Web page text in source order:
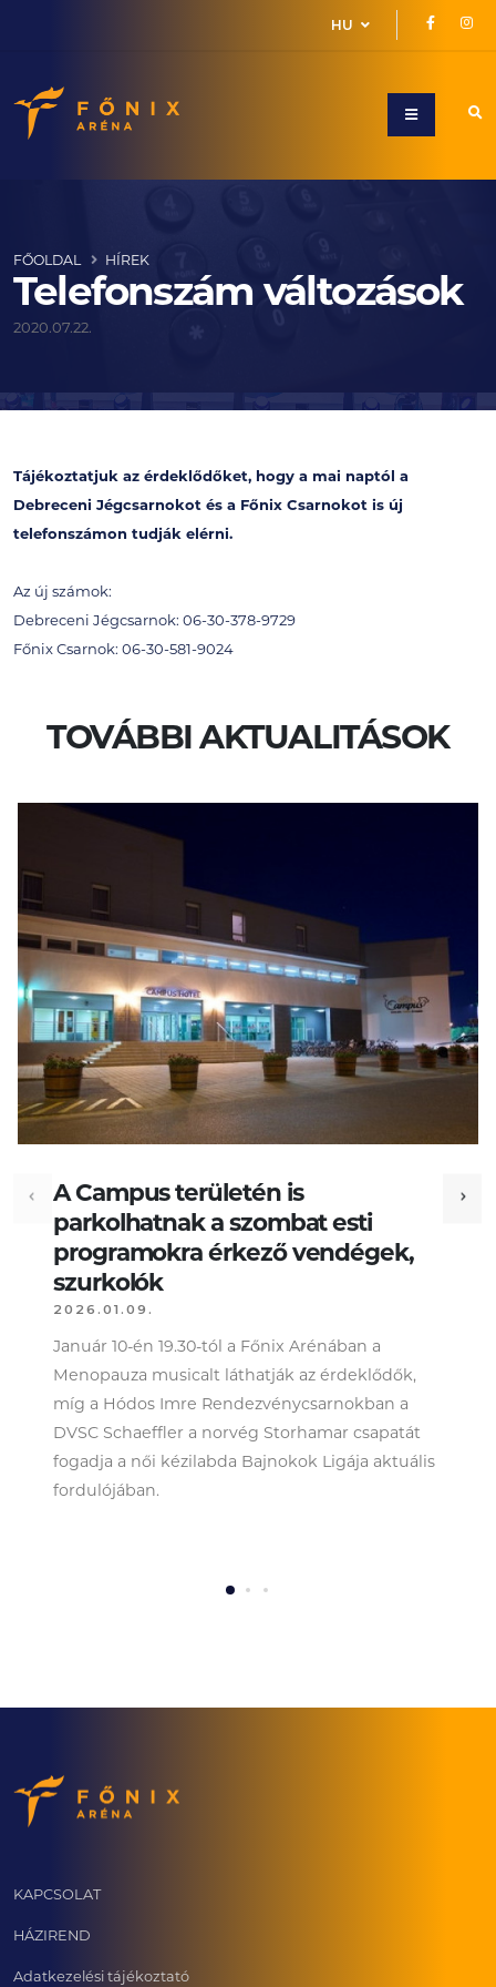
HU
Telefonszám változások
2020.07.22.
FŐOLDAL HÍREK
Tájékoztatjuk az érdeklődőket, hogy a mai naptól a
Debreceni Jégcsarnokot és a Főnix Csarnokot is új
telefonszámon tudják elérni.
Az új számok:
Debreceni Jégcsarnok: 06-30-378-9729
Főnix Csarnok: 06-30-581-9024
TOVÁBBI AKTUALITÁSOK
A Campus területén is
parkolhatnak a szombat esti
programokra érkező vendégek,
szurkolók
2026.01.09.
Január 10-én 19.30-tól a Főnix Arénában a
Menopauza musicalt láthatják az érdeklődők,
míg a Hódos Imre Rendezvénycsarnokban a
DVSC Schaeffler a norvég Storhamar csapatát
fogadja a női kézilabda Bajnokok Ligája aktuális
fordulójában.
KAPCSOLAT
HÁZIREND
Adatkezelési tájékoztató